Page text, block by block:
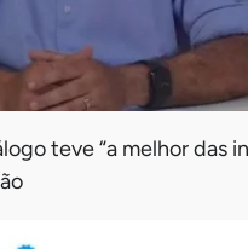
teve “a melhor das